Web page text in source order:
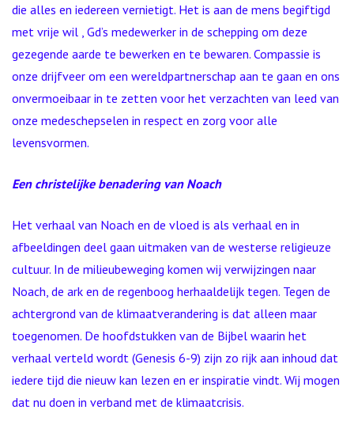
die alles en iedereen vernietigt. Het is aan de mens begiftigd
met vrije wil , Gd’s medewerker in de schepping om deze
gezegende aarde te bewerken en te bewaren. Compassie is
onze drijfveer om een wereldpartnerschap aan te gaan en ons
onvermoeibaar in te zetten voor het verzachten van leed van
onze medeschepselen in respect en zorg voor alle
levensvormen.
Een christelijke benadering van Noach
Het verhaal van Noach en de vloed is als verhaal en in
afbeeldingen deel gaan uitmaken van de westerse religieuze
cultuur. In de milieubeweging komen wij verwijzingen naar
Noach, de ark en de regenboog herhaaldelijk tegen. Tegen de
achtergrond van de klimaatverandering is dat alleen maar
toegenomen. De hoofdstukken van de Bijbel waarin het
verhaal verteld wordt (Genesis 6-9) zijn zo rijk aan inhoud dat
iedere tijd die nieuw kan lezen en er inspiratie vindt. Wij mogen
dat nu doen in verband met de klimaatcrisis.